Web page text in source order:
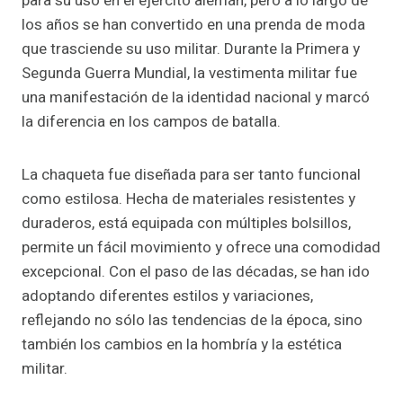
los años se han convertido en una prenda de moda
que trasciende su uso militar. Durante la Primera y
Segunda Guerra Mundial, la vestimenta militar fue
una manifestación de la identidad nacional y marcó
la diferencia en los campos de batalla.
La chaqueta fue diseñada para ser tanto funcional
como estilosa. Hecha de materiales resistentes y
duraderos, está equipada con múltiples bolsillos,
permite un fácil movimiento y ofrece una comodidad
excepcional. Con el paso de las décadas, se han ido
adoptando diferentes estilos y variaciones,
reflejando no sólo las tendencias de la época, sino
también los cambios en la hombría y la estética
militar.